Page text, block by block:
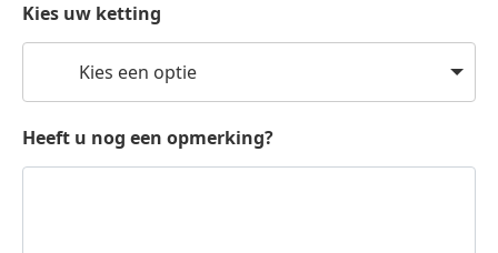
Kies uw ketting
Kies een optie
Heeft u nog een opmerking?